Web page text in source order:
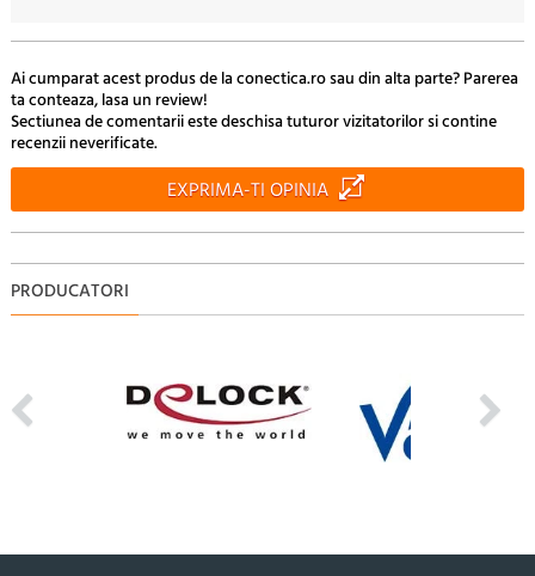
Ai cumparat acest produs de la conectica.ro sau din alta parte? Parerea
ta conteaza, lasa un review!
Sectiunea de comentarii este deschisa tuturor vizitatorilor si contine
recenzii neverificate.
EXPRIMA-TI OPINIA
PRODUCATORI